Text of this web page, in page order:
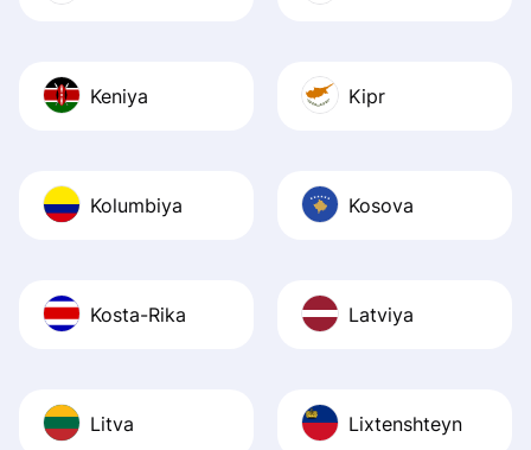
Keniya Kipr
Kolumbiya Kosova
Kosta-Rika Latviya
Litva Lixtenshteyn